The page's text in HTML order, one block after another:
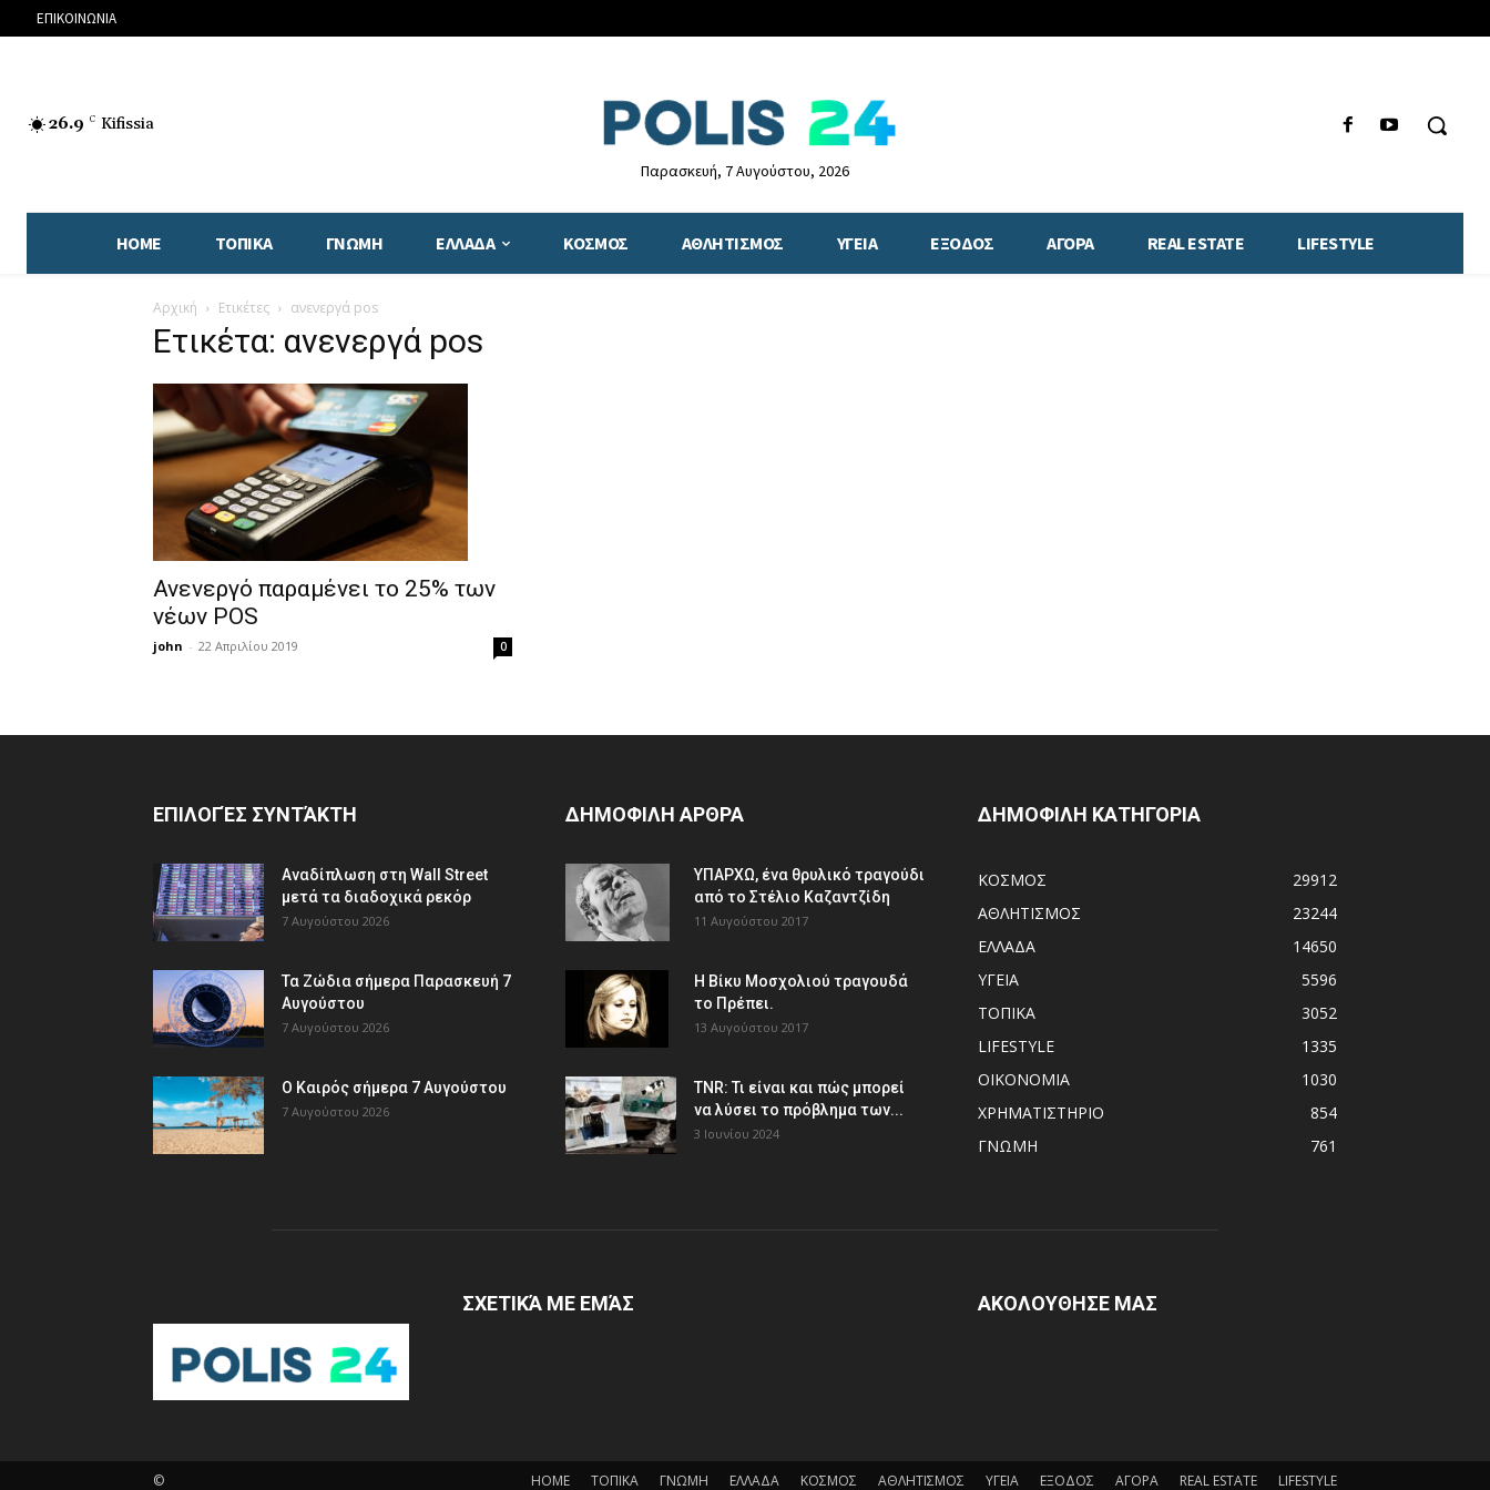
ΕΠΙΚΟΙΝΩΝΙΑ
26.9 C Kifissia
Παρασκευή, 7 Αυγούστου, 2026
HOME ΤΟΠΙΚΑ ΓΝΩΜΗ ΕΛΛΑΔΑ ΚΟΣΜΟΣ ΑΘΛΗΤΙΣΜΟΣ ΥΓΕΙΑ ΕΞΟΔΟΣ ΑΓΟΡΑ REAL ESTATE LIFESTYLE
Αρχική Ετικέτες ανενεργά pos
Ετικέτα: ανενεργά pos
Ανενεργό παραμένει το 25% των
νέων POS
john - 22 Απριλίου 2019 0
ΕΠΙΛΟΓΈΣ ΣΥΝΤΆΚΤΗ
Αναδίπλωση στη Wall Street
μετά τα διαδοχικά ρεκόρ
7 Αυγούστου 2026
Τα Ζώδια σήμερα Παρασκευή 7
Αυγούστου
7 Αυγούστου 2026
Ο Καιρός σήμερα 7 Αυγούστου
7 Αυγούστου 2026
ΔΗΜΟΦΙΛΗ ΑΡΘΡΑ
ΥΠΑΡΧΩ, ένα θρυλικό τραγούδι
από το Στέλιο Καζαντζίδη
11 Αυγούστου 2017
Η Βίκυ Μοσχολιού τραγουδά
το Πρέπει.
13 Αυγούστου 2017
TNR: Τι είναι και πώς μπορεί
να λύσει το πρόβλημα των...
3 Ιουνίου 2024
ΔΗΜΟΦΙΛΗ ΚΑΤΗΓΟΡΙΑ
ΚΟΣΜΟΣ
29912
ΑΘΛΗΤΙΣΜΟΣ
23244
ΕΛΛΑΔΑ
14650
ΥΓΕΙΑ
5596
ΤΟΠΙΚΑ
3052
LIFESTYLE
1335
ΟΙΚΟΝΟΜΙΑ
1030
ΧΡΗΜΑΤΙΣΤΗΡΙΟ
854
ΓΝΩΜΗ
761
ΣΧΕΤΙΚΆ ΜΕ ΕΜΆΣ ΑΚΟΛΟΥΘΗΣΕ ΜΑΣ
HOME ΤΟΠΙΚΑ ΓΝΩΜΗ ΕΛΛΑΔΑ ΚΟΣΜΟΣ ΑΘΛΗΤΙΣΜΟΣ ΥΓΕΙΑ ΕΞΟΔΟΣ ΑΓΟΡΑ REAL ESTATE LIFESTYLE
©